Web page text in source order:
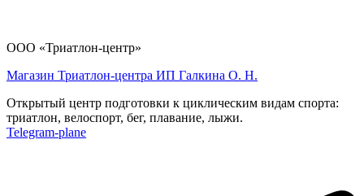
ООО «Триатлон-центр»
Магазин Триатлон-центра ИП Галкина О. Н.
Открытый центр подготовки к циклическим видам спорта:
триатлон, велоспорт, бег, плавание, лыжи.
Telegram-plane